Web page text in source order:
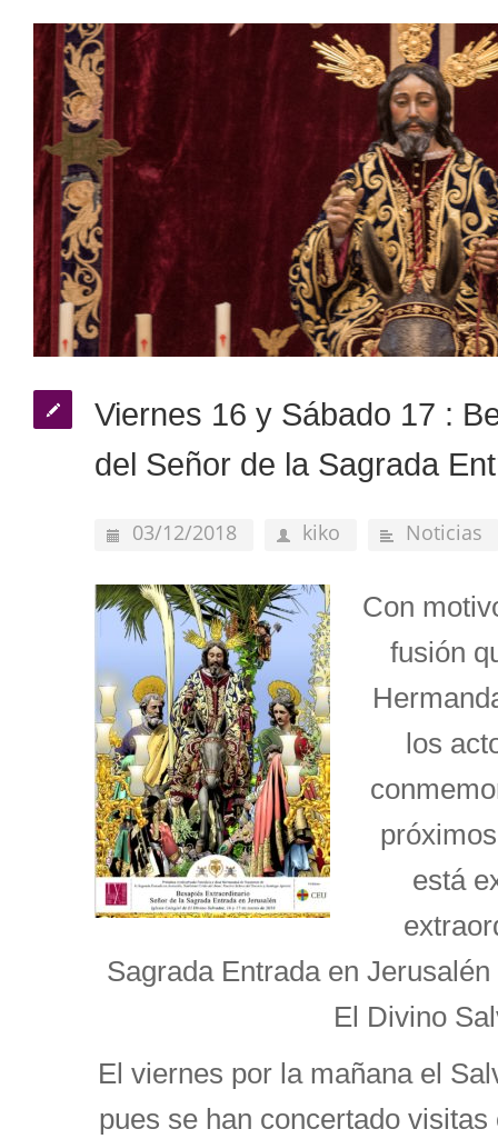
Viernes 16 y Sábado 17 :
del Señor de la Sagrada
03/12/2018 kiko Noticias
Con
fusión
los
está
Sagrada Entrada en
El Divino
El viernes por la mañana el
pues se han concertado